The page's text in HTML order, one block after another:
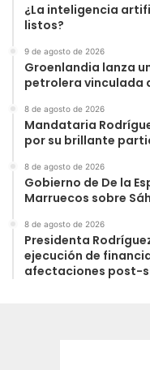
¿La inteligencia
listos?
9 de agosto de 2026
Groenlandia lanza
petrolera vinculada
8 de agosto de 2026
Mandataria
por su brillante
8 de agosto de 2026
Gobierno de De la
Marruecos sobre
8 de agosto de 2026
Presidenta
ejecución de
afectaciones post-